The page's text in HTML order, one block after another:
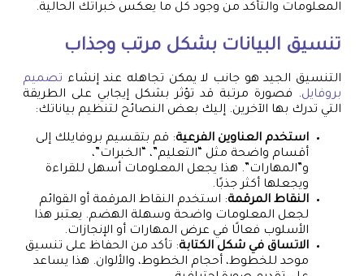
المعلومات والتأكد من وجود كل ما يعكس خبراتك الحالية.
تنسيق البيانات بشكل مرتب وجذاب
التنسيق الجيد هو جانب لا يمكن تجاهله عند إنشاء تصميم
بروفايل. فصورة مرتبة قد تؤثر بشكل إيجابي على الطريقة
التي تدرك بها الآخرين. إليك بعض النصائح لتنظيم بياناتك:
استخدم العناوين الفرعية: قم بتقسيم بروفايلك إلى
أقسام واضحة مثل “التعليم”، “الخبرات”،
و”المهارات”. هذا يجعل المعلومات أسهل للقراءة
ويجعلها أكثر جذبًا.
النقاط المرقمة: استخدم النقاط المرقمة أو القوائم
لجعل المعلومات واضحة وسهلة الهضم. يعتبر هذا
الأسلوب فعالًا في عرض المهارات أو الإنجازات.
الاتساق في شكل الكتابة: تأكد من الحفاظ على تنسيق
موحد للخطوط، أحجام الخطوط، والألوان. هذا يساعد